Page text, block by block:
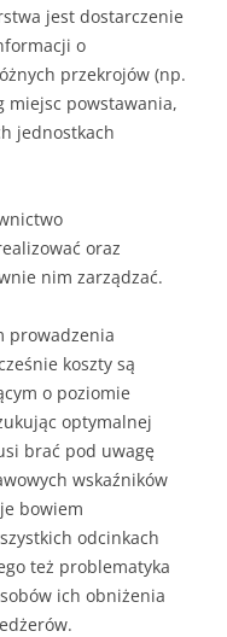
jest dostarczenie
o
przekrojów (np.
miejsc powstawania,
jednostkach
oraz
nim zarządzać.
prowadzenia
koszty są
o poziomie
optymalnej
brać pod uwagę
wskaźników
bowiem
odcinkach
też problematyka
ich obniżenia